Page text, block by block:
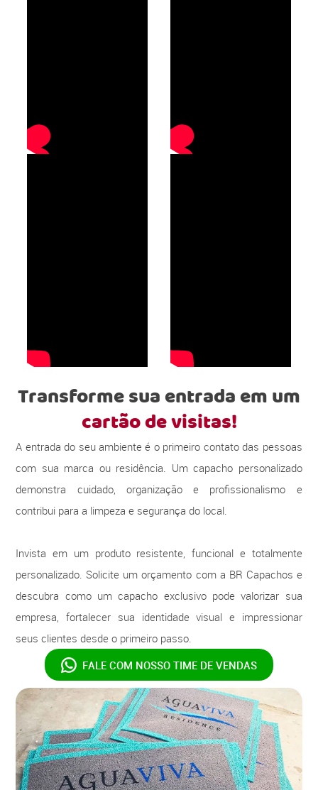
Transforme sua entrada em um
cartão de visitas!
A entrada do seu ambiente é o primeiro contato das pessoas
com sua marca ou residência. Um capacho personalizado
demonstra cuidado, organização e profissionalismo e
contribui para a limpeza e segurança do local.
Invista em um produto resistente, funcional e totalmente
personalizado. Solicite um orçamento com a BR Capachos e
descubra como um capacho exclusivo pode valorizar sua
empresa, fortalecer sua identidade visual e impressionar
seus clientes desde o primeiro passo.
FALE COM NOSSO TIME DE VENDAS